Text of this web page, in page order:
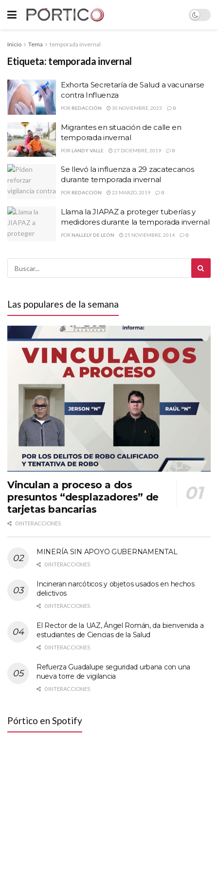
Inicio Tema temporada invernal
Etiqueta: temporada invernal
Exhorta Secretaría de Salud a vacunarse
contra Influenza
POR REDACCIÓN 30 NOVIEMBRE, 2023 0
Migrantes en situación de calle en
temporada invernal
POR LANDY VALLE 27 DICIEMBRE, 2019 0
Se llevó la influenza a 29 zacatecanos
durante temporada invernal
POR REDACCIÓN 23 MARZO, 2019 0
Llama la JIAPAZ a proteger tuberías y
medidores durante la temporada invernal
POR NALLELY DE LEÓN 25 NOVIEMBRE, 2014 0
Las populares de la semana
Vinculan a proceso a dos
presuntos “desplazadores” de
tarjetas bancarias
0 INTERACCIONES
MINERÍA SIN APOYO GUBERNAMENTAL
0 INTERACCIONES
Incineran narcóticos y objetos usados en hechos
delictivos
0 INTERACCIONES
El Rector de la UAZ, Ángel Román, da bienvenida a
estudiantes de Ciencias de la Salud
0 INTERACCIONES
Refuerza Guadalupe seguridad urbana con una
nueva torre de vigilancia
0 INTERACCIONES
Pórtico en Spotify